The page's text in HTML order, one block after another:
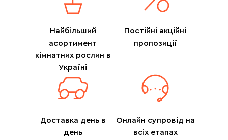
Найбільший
асортимент
кімнатних рослин в
Україні
Постійні акційні
пропозиції
Доставка день в
день
Онлайн супровід на
всіх етапах